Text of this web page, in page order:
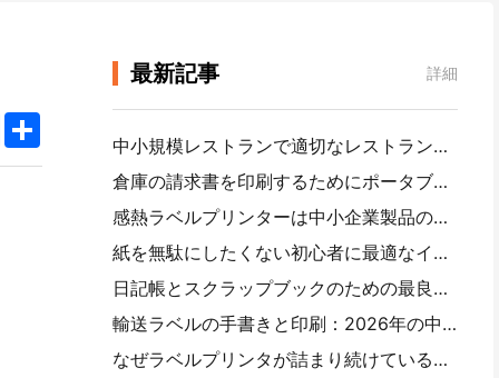
TwitterShare
最新記事 詳細
中小規模レストランで適切なレストランソフトウェアを選択する方法
倉庫の請求書を印刷するためにポータブルA 4プリンタが必要ですか。何が本当に効果的なのか
感熱ラベルプリンターは中小企業製品のために防水ラベルを作ることができますか？
紙を無駄にしたくない初心者に最適なインスタントカメラ
日記帳とスクラップブックのための最良のカラーラベル製造業者：ページごとにさらに色を追加
輸送ラベルの手書きと印刷：2026年の中小企業の提案
なぜラベルプリンタが詰まり続けているのですか。